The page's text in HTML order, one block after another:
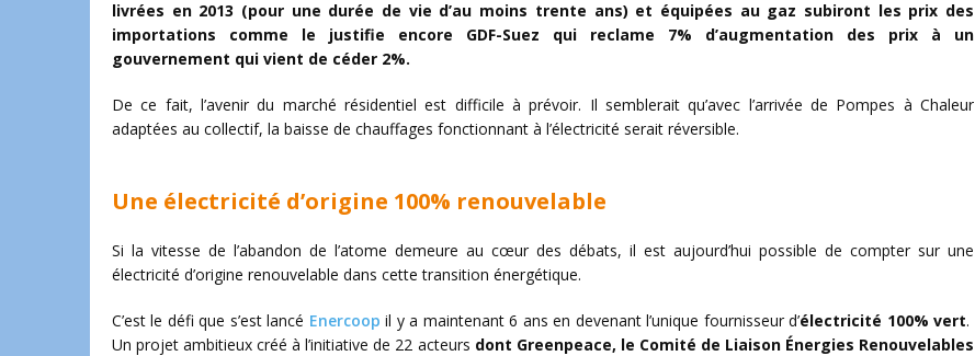
livrées en 2013 (pour une durée de vie d’au moins trente ans) et équipées au gaz subiront les prix des
importations comme le justifie encore GDF-Suez qui reclame 7% d’augmentation des prix à un
gouvernement qui vient de céder 2%.
De ce fait, l’avenir du marché résidentiel est difficile à prévoir. Il semblerait qu’avec l’arrivée de Pompes à Chaleur
adaptées au collectif, la baisse de chauffages fonctionnant à l’électricité serait réversible.
Une électricité d’origine 100% renouvelable
Si la vitesse de l’abandon de l’atome demeure au cœur des débats, il est aujourd’hui possible de compter sur une
électricité d’origine renouvelable dans cette transition énergétique.
C’est le défi que s’est lancé Enercoop il y a maintenant 6 ans en devenant l’unique fournisseur d’électricité 100% vert.
Un projet ambitieux créé à l’initiative de 22 acteurs dont Greenpeace, le Comité de Liaison Énergies Renouvelables